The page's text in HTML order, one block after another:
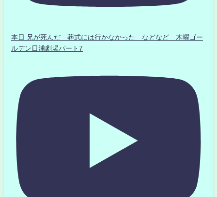
本日 兄が死んだ 葬式には行かなかった などなど 木曜ゴー
ルデン日浦劇場パート7